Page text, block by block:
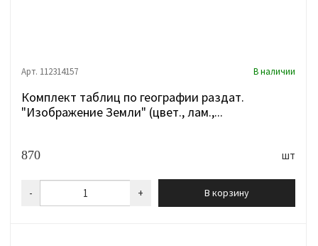
Арт. 112314157 В наличии
Комплект таблиц по географии раздат.
"Изображение Земли" (цвет., лам.,...
870 шт
- + В корзину